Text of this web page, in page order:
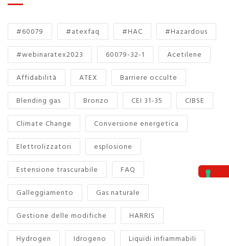
#60079 #atexfaq #HAC
#Hazardous
#webinaratex2023
60079-32-1
Acetilene
Affidabilità
ATEX
Barriere occulte
Blending gas
Bronzo CEI 31-35
CIBSE
Climate Change
Conversione energetica
Elettrolizzatori
esplosione
Estensione trascurabile
FAQ
Galleggiamento
Gas naturale
Gestione delle modifiche
HARRIS
Hydrogen
Idrogeno
Liquidi infiammabili